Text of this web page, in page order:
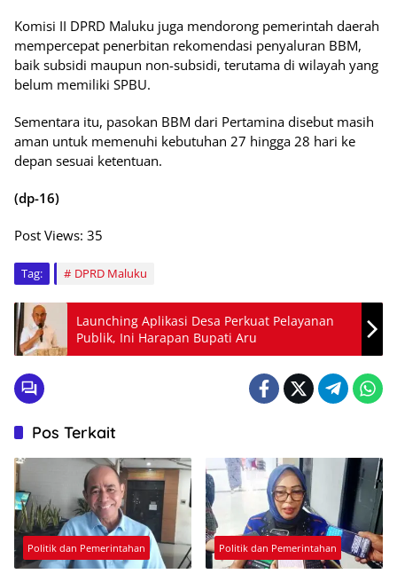
Komisi II DPRD Maluku juga mendorong pemerintah daerah
mempercepat penerbitan rekomendasi penyaluran BBM,
baik subsidi maupun non-subsidi, terutama di wilayah yang
belum memiliki SPBU.
Sementara itu, pasokan BBM dari Pertamina disebut masih
aman untuk memenuhi kebutuhan 27 hingga 28 hari ke
depan sesuai ketentuan.
(dp-16)
Post Views: 35
Tag: DPRD Maluku
Launching Aplikasi Desa Perkuat Pelayanan
Publik, Ini Harapan Bupati Aru
Pos Terkait
Politik dan Pemerintahan Politik dan Pemerintahan